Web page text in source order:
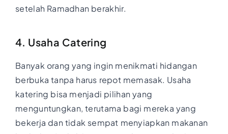
setelah Ramadhan berakhir.
4. Usaha Catering
Banyak orang yang ingin menikmati hidangan
berbuka tanpa harus repot memasak. Usaha
katering bisa menjadi pilihan yang
menguntungkan, terutama bagi mereka yang
bekerja dan tidak sempat menyiapkan makanan